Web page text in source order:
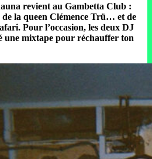
revient au Gambetta Club :
de la queen Clémence Trü… et de
Pour l’occasion, les deux DJ
une mixtape pour réchauffer ton